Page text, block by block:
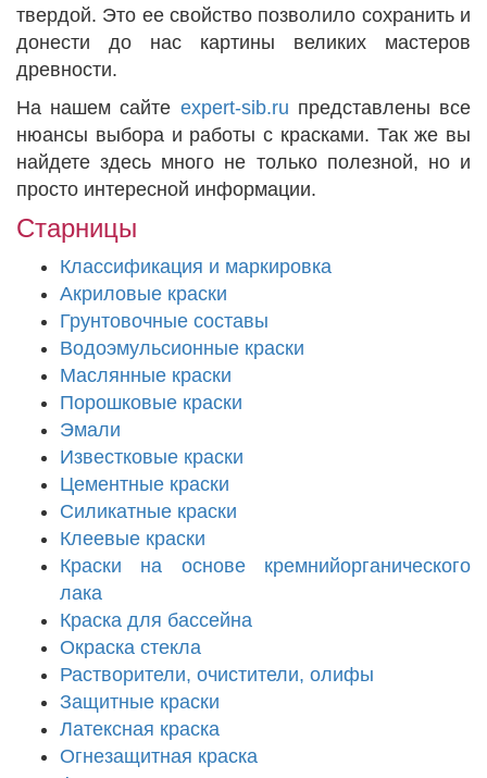
твердой. Это ее свойство позволило сохранить и
донести до нас картины великих мастеров
древности.
На нашем сайте expert-sib.ru представлены все
нюансы выбора и работы с красками. Так же вы
найдете здесь много не только полезной, но и
просто интересной информации.
Старницы
Классификация и маркировка
Акриловые краски
Грунтовочные составы
Водоэмульсионные краски
Маслянные краски
Порошковые краски
Эмали
Известковые краски
Цементные краски
Силикатные краски
Клеевые краски
Краски на основе кремнийорганического
лака
Краска для бассейна
Окраска стекла
Растворители, очистители, олифы
Защитные краски
Латексная краска
Огнезащитная краска